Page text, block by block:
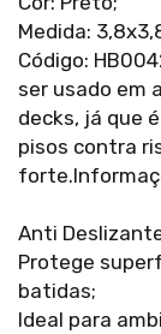
Medida:
Código:
ser usado em
decks, já que
pisos contra
Anti
Protege
batidas;
Ideal para